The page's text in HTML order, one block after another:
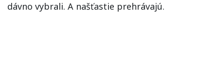
dávno vybrali. A našťastie prehrávajú.